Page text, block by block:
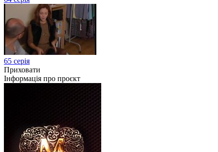
65 серія
Приховати
Інформація про проєкт